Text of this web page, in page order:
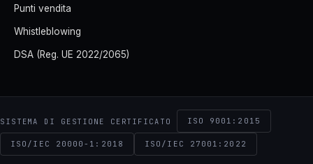
Punti vendita
Whistleblowing
DSA (Reg. UE 2022/2065)
SISTEMA DI GESTIONE CERTIFICATO ISO 9001:2015
ISO/IEC 20000-1:2018 ISO/IEC 27001:2022